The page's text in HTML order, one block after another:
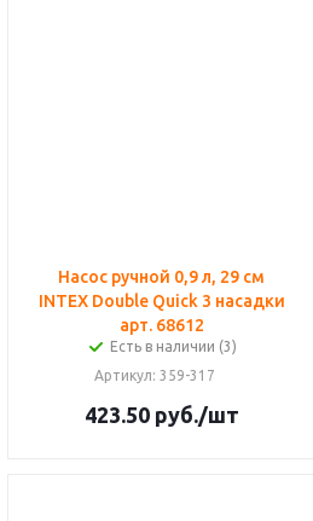
Насос ручной 0,9 л, 29 см
INTEX Double Quick 3 насадки
арт. 68612
Есть в наличии (3)
Артикул: 359-317
423.50руб./шт